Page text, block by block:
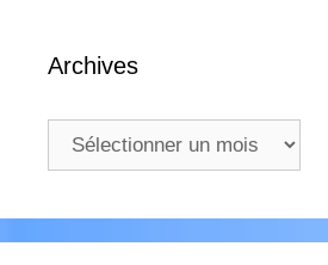
Archives
Archives